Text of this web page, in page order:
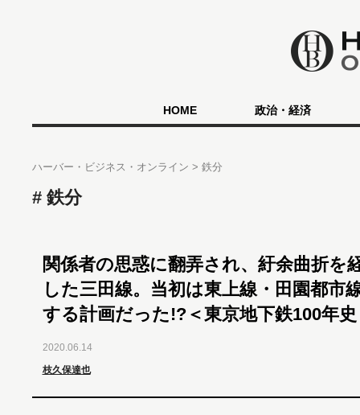
HOME 政治・経済
ハーバー・ビジネス・オンライン 鉄分
鉄分
関係者の思惑に翻弄され、紆余曲折を
した三田線。当初は東上線・田園都市
する計画だった!?＜東京地下鉄100年史
2020.06.14
枝久保達也